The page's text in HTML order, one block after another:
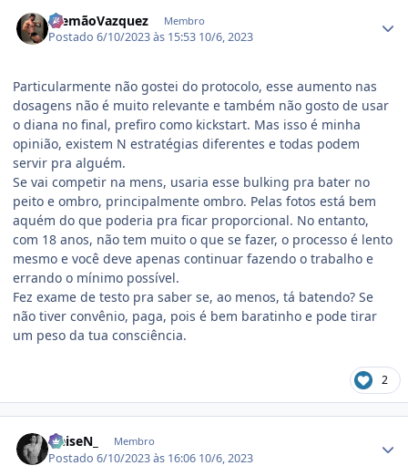
AlemãoVazquez Membro
Postado6/10/2023 às 15:53 10/6, 2023
Particularmente não gostei do protocolo, esse aumento nas
dosagens não é muito relevante e também não gosto de usar
o diana no final, prefiro como kickstart. Mas isso é minha
opinião, existem N estratégias diferentes e todas podem
servir pra alguém.
Se vai competir na mens, usaria esse bulking pra bater no
peito e ombro, principalmente ombro. Pelas fotos está bem
aquém do que poderia pra ficar proporcional. No entanto,
com 18 anos, não tem muito o que se fazer, o processo é lento
mesmo e você deve apenas continuar fazendo o trabalho e
errando o mínimo possível.
Fez exame de testo pra saber se, ao menos, tá batendo? Se
não tiver convênio, paga, pois é bem baratinho e pode tirar
um peso da tua consciência.
2
HeiseN_ Membro
Postado6/10/2023 às 16:06 10/6, 2023